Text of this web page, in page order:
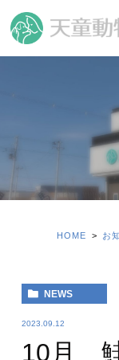
HOME お
NEWS
2023.09.12
10月